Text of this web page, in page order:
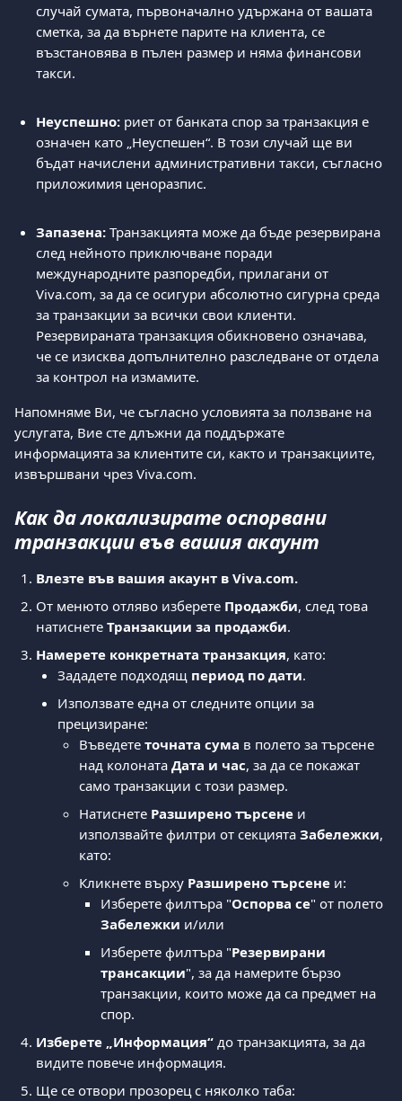
случай сумата, първоначално удържана от вашата
сметка, за да върнете парите на клиента, се
възстановява в пълен размер и няма финансови
такси.
Неуспешно: риет от банката спор за транзакция е
означен като „Неуспешен“. В този случай ще ви
бъдат начислени административни такси, съгласно
приложимия ценоразпис.
Запазена: Транзакцията може да бъде резервирана
след нейното приключване поради
международните разпоредби, прилагани от
Viva.com, за да се осигури абсолютно сигурна среда
за транзакции за всички свои клиенти.
Резервираната транзакция обикновено означава,
че се изисква допълнително разследване от отдела
за контрол на измамите.
Напомняме Ви, че съгласно условията за ползване на
услугата, Вие сте длъжни да поддържате
информацията за клиентите си, както и транзакциите,
извършвани чрез Viva.com.
Как да локализирате оспорвани
транзакции във вашия акаунт
Влезте във вашия акаунт в Viva.com.
От менюто отляво изберете Продажби, след това
натиснете Транзакции за продажби.
Намерете конкретната транзакция, като:
Зададете подходящ период по дати.
Използвате една от следните опции за
прецизиране:
Въведете точната сума в полето за търсене
над колоната Дата и час, за да се покажат
само транзакции с този размер.
Натиснете Разширено търсене и
използвайте филтри от секцията Забележки,
като:
Кликнете върху Разширено търсене и:
Изберете филтъра "Оспорва се" от полето
Забележки и/или
Изберете филтъра "Резервирани
трансакции", за да намерите бързо
транзакции, които може да са предмет на
спор.
Изберете „Информация“ до транзакцията, за да
видите повече информация.
Ще се отвори прозорец с няколко таба: